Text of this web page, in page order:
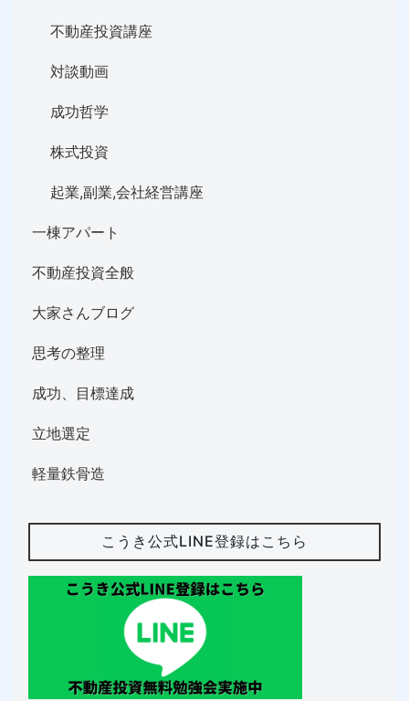
不動産投資講座
対談動画
成功哲学
株式投資
起業,副業,会社経営講座
一棟アパート
不動産投資全般
大家さんブログ
思考の整理
成功、目標達成
立地選定
軽量鉄骨造
こうき公式LINE登録はこちら